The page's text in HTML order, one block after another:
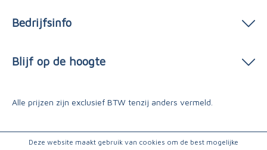
Bedrijfsinfo
Blijf op de hoogte
Alle prijzen zijn exclusief BTW tenzij anders vermeld.
Deze website maakt gebruik van cookies om de best mogelijke